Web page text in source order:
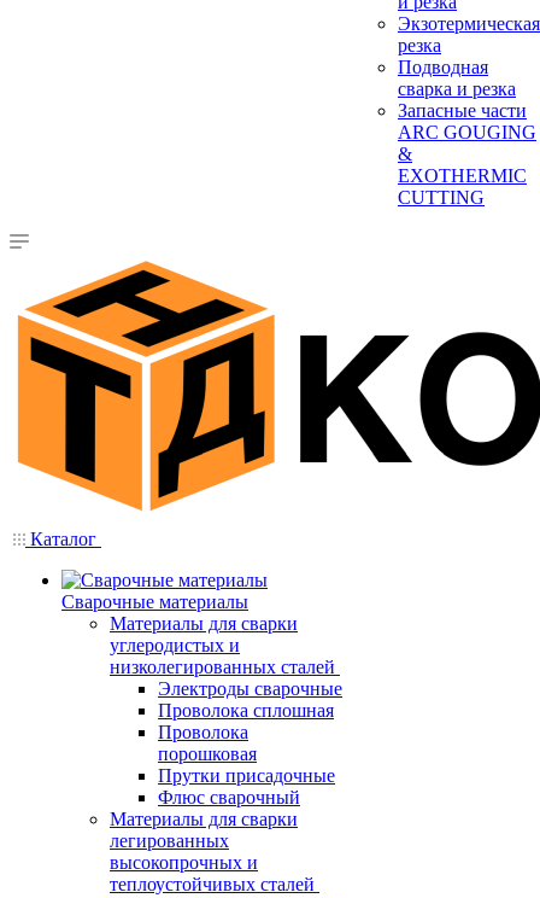
Экзотермическая
резка
Подводная
сварка и резка
Запасные части
ARC GOUGING
&
EXOTHERMIC
CUTTING
Каталог
Сварочные материалы
Материалы для сварки
углеродистых и
низколегированных сталей
Электроды сварочные
Проволока сплошная
Проволока
порошковая
Прутки присадочные
Флюс сварочный
Материалы для сварки
легированных
высокопрочных и
теплоустойчивых сталей